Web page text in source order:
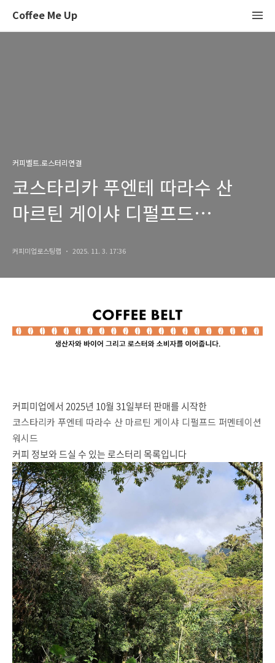
Coffee Me Up
커피벨트.로스터리연결
코스타리카 푸엔테 따라수 산
마르틴 게이샤 디펄프드
커피미업로스팅랩 2025. 11. 3. 17:36
커피미업에서 2025년 10월 31일부터 판매를 시작한
코스타리카 푸엔테 따라수 산 마르틴 게이샤 디펄프드 퍼멘테이션
워시드
커피 정보와드실 수 있는 로스터리 목록입니다